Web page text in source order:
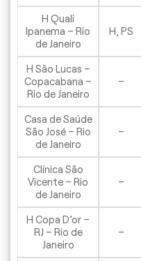
H Quali
Ipanema – Rio
de Janeiro
H, PS
H São Lucas –
Copacabana –
Rio de Janeiro
–
Casa de Saúde
São José – Rio
de Janeiro
–
Clínica São
Vicente – Rio
de Janeiro
–
H Copa D’or –
RJ – Rio de
Janeiro
–